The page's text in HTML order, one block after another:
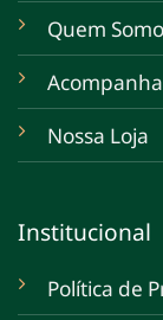
Quem
Nossa Loja
Institucional
Política de